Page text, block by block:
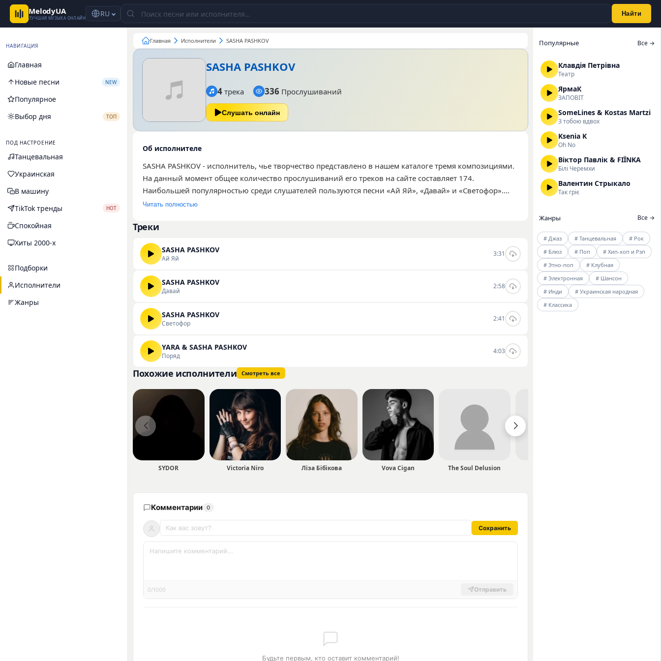
MelodyUA
ЛУЧШАЯ МУЗЫКА ОНЛАЙН RU Найти
НАВИГАЦИЯ
Главная
Новые песни
NEW
Популярное
Выбор дня
ТОП
ПОД НАСТРОЕНИЕ
Танцевальная
Украинская
В машину
TikTok тренды
HOT
Спокойная
Хиты 2000-х
Подборки
Исполнители
Жанры
Главная Исполнители SASHA PASHKOV
SASHA PASHKOV
4 трека 336 Прослушиваний
Слушать онлайн
Об исполнителе
SASHA PASHKOV - исполнитель, чье творчество представлено в нашем каталоге тремя композициями.
На данный момент общее количество прослушиваний его треков на сайте составляет 174.
Наибольшей популярностью среди слушателей пользуются песни «Ай Яй», «Давай» и «Светофор».
Музыка артиста ориентирована на широкую аудиторию, которая интересуется современными
автора на данный момент не определены, однако представленные работы позволяют составить
скачивать на нашем сайте в удобном формате.
Читать полностью
Треки
SASHA PASHKOV
Ай Яй
3:31
SASHA PASHKOV
Давай
2:58
SASHA PASHKOV
Светофор
2:41
YARA & SASHA PASHKOV
Поряд
4:03
Похожие исполнители Смотреть все
SYDOR Victoria Niro Ліза Бібікова Vova Cigan The Soul Delusion
Комментарии 0
Сохранить
0/1000 Отправить
Будьте первым, кто оставит комментарий!
Популярные Все →
Клавдія Петрівна
Театр
ЯрмаК
ЗАПОВІТ
SomeLines & Kostas Martzi
З тобою вдвох
Ksenia K
Oh No
Віктор Павлік & FIЇNKA
Білі Черемхи
Валентин Стрыкало
Так гріє
Жанры Все →
# Джаз # Танцевальная
# Рок
# Блюз
# Поп
# Хип-хоп и Рэп
# Этно-поп
# Клубная
# Электронная
# Шансон
# Инди
# Украинская народная
# Классика